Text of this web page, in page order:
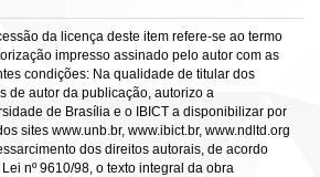
da licença deste item refere-se ao termo
impresso assinado pelo autor com as
condições: Na qualidade de titular dos
de autor da publicação, autorizo a
de Brasília e o IBICT a disponibilizar por
sites www.unb.br, www.ibict.br, www.ndltd.org
dos direitos autorais, de acordo
nº 9610/98, o texto integral da obra